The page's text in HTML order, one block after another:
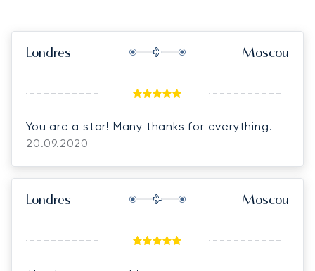
Londres Moscou
You are a star! Many thanks for everything.
20.09.2020
Londres Moscou